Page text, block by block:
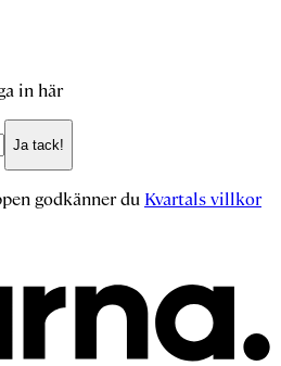
in här
Ja tack!
godkänner du Kvartals villkor